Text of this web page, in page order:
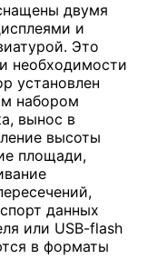
двумя
и
Это
необходимости
установлен
набором
вынос в
высоты
площади,
данных
или USB-flash
в форматы